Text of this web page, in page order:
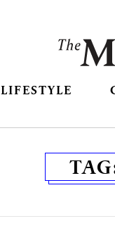
LIFESTYLE